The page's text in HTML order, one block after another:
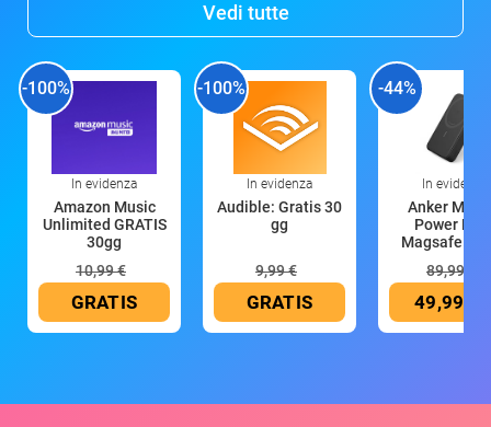
Vedi tutte
-100%
In evidenza
Amazon Music
Unlimited GRATIS
30gg
10,99 €
GRATIS
-100%
In evidenza
Audible: Gratis 30
gg
9,99 €
GRATIS
-44%
In evidenza
Anker
Power
Magsafe
89,99 €
49,99 €